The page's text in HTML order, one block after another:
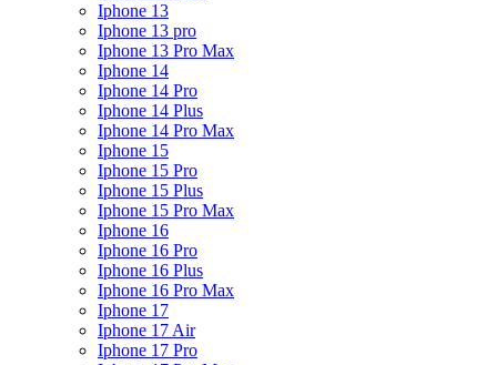
Iphone 13
Iphone 13 pro
Iphone 13 Pro Max
Iphone 14
Iphone 14 Pro
Iphone 14 Plus
Iphone 14 Pro Max
Iphone 15
Iphone 15 Pro
Iphone 15 Plus
Iphone 15 Pro Max
Iphone 16
Iphone 16 Pro
Iphone 16 Plus
Iphone 16 Pro Max
Iphone 17
Iphone 17 Air
Iphone 17 Pro